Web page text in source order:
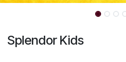
Splendor Kids